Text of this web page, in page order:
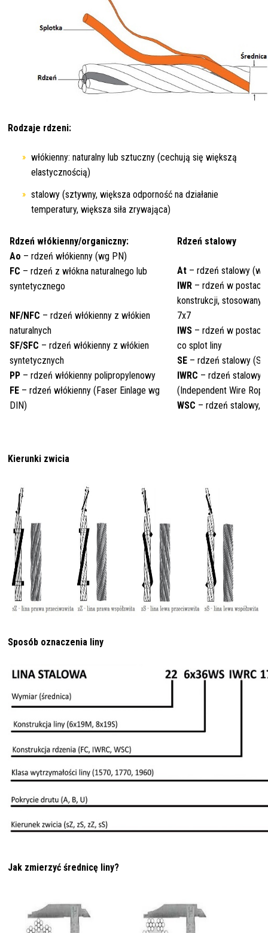
Rodzaje rdzeni:
włókienny: naturalny lub sztuczny (cechują się większą
elastycznością)
stalowy (sztywny, większa odporność na działanie
temperatury, większa siła zrywająca)
Rdzeń włókienny/organiczny:
Ao – rdzeń włókienny (wg PN)
FC – rdzeń z włókna naturalnego lub
syntetycznego
NF/NFC – rdzeń włókienny z włókien
naturalnych
SF/SFC – rdzeń włókienny z włókien
syntetycznych
PP – rdzeń włókienny polipropylenowy
FE – rdzeń włókienny (Faser Einlage wg
DIN)
Rdzeń stalowy
At – rdzeń stalowy
IWR – rdzeń w postaci
konstrukcji, stosowany
7x7
IWS – rdzeń w postaci
co splot liny
SE – rdzeń stalowy
IWRC – rdzeń stalowy,
(Independent Wire
WSC – rdzeń stalowy,
Kierunki zwicia
Sposób oznaczenia liny
Jak zmierzyć średnicę liny?